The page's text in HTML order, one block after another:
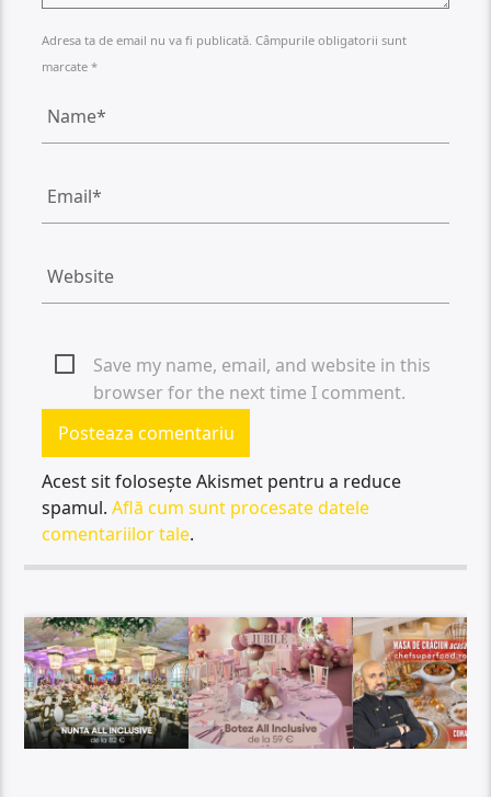
Adresa ta de email nu va fi publicată. Câmpurile obligatorii sunt
marcate *
Save my name, email, and website in this
browser for the next time I comment.
Acest sit folosește Akismet pentru a reduce
spamul.Află cum sunt procesate datele
comentariilor tale.